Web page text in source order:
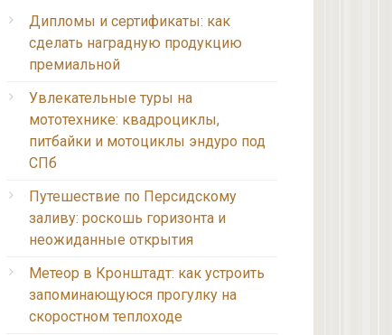
Дипломы и сертификаты: как
сделать наградную продукцию
премиальной
Увлекательные туры на
мототехнике: квадроциклы,
питбайки и мотоциклы эндуро под
СПб
Путешествие по Персидскому
заливу: роскошь горизонта и
неожиданные открытия
Метеор в Кронштадт: как устроить
запоминающуюся прогулку на
скоростном теплоходе